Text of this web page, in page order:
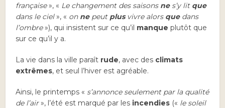
française», « Le changement des saisons nes’y lit que
dans le ciel», « on nepeut plusvivre alors quedans
l’ombre»), qui insistent sur ce qu’il manque plutôt que
sur ce qu’il y a.
La vie dans la ville paraît rude, avec des climats
extrêmes, et seul l’hiver est agréable.
Ainsi, le printemps « s’annonce seulement par la qualité
de l’air», l’été est marqué par les incendies (« le soleil